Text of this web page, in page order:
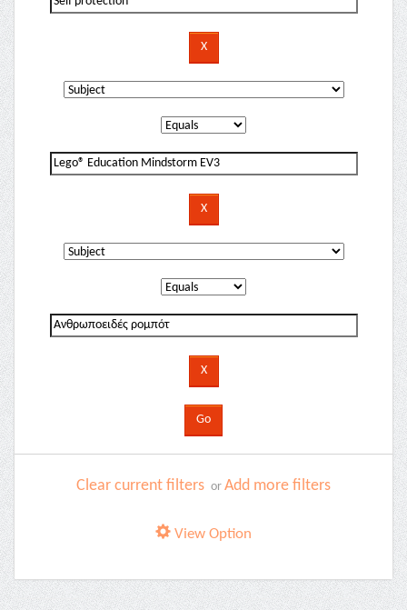
Clear current filters or Add more filters
View Option